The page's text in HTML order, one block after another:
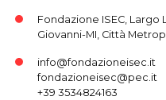
Fondazione ISEC, Largo
Giovanni-MI, Città
info@fondazioneisec.it
fondazioneisec@pec.it
+39 3534824163